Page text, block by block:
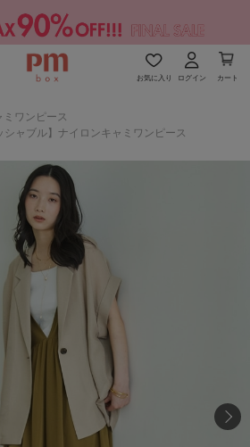
お気に入り ログイン カート
ミワンピース
シャブル】ナイロンキャミワンピース